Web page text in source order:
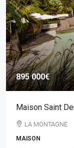
895 000€
Maison Saint
LA MONTAGNE
MAISON